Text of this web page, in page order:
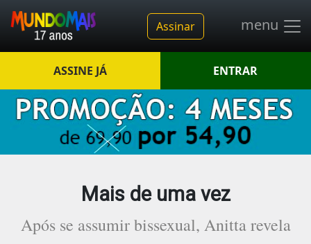
Assinar menu
ASSINE JÁ ENTRAR
Mais de uma vez
Após se assumir bissexual, Anitta revela